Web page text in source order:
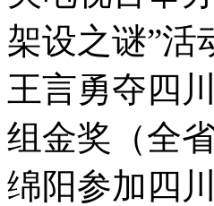
架设之谜”活
王言勇夺四
组金奖（全
绵阳参加四